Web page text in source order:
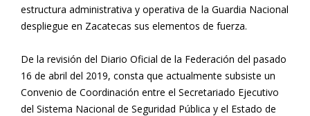
estructura administrativa y operativa de la Guardia Nacional
despliegue en Zacatecas sus elementos de fuerza.
De la revisión del Diario Oficial de la Federación del pasado
16 de abril del 2019, consta que actualmente subsiste un
Convenio de Coordinación entre el Secretariado Ejecutivo
del Sistema Nacional de Seguridad Pública y el Estado de